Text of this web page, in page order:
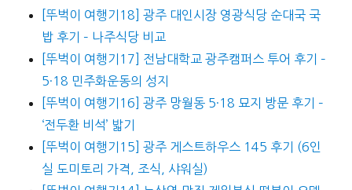
[뚜벅이 여행기18] 광주 대인시장 영광식당 순대국 국
밥 후기 – 나주식당 비교
[뚜벅이 여행기17] 전남대학교 광주캠퍼스 투어 후기 –
5·18 민주화운동의 성지
[뚜벅이 여행기16] 광주 망월동 5·18 묘지 방문 후기 –
‘전두환 비석’ 밟기
[뚜벅이 여행기15] 광주 게스트하우스 145 후기 (6인
실 도미토리 가격, 조식, 샤워실)